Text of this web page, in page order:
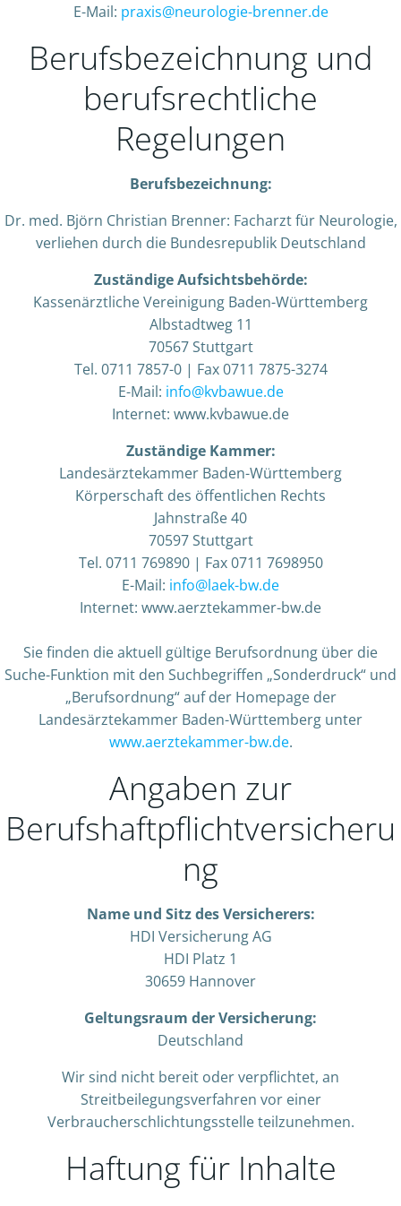
E-Mail: praxis@neurologie-brenner.de
Berufsbezeichnung und
berufsrechtliche
Regelungen
Berufsbezeichnung:
Dr. med. Björn Christian Brenner: Facharzt für Neurologie,
verliehen durch die Bundesrepublik Deutschland
Zuständige Aufsichtsbehörde:
Kassenärztliche Vereinigung Baden-Württemberg
Albstadtweg 11
70567 Stuttgart
Tel. 0711 7857-0 | Fax 0711 7875-3274
E-Mail: info@kvbawue.de
Internet: www.kvbawue.de
Zuständige Kammer:
Landesärztekammer Baden-Württemberg
Körperschaft des öffentlichen Rechts
Jahnstraße 40
70597 Stuttgart
Tel. 0711 769890 | Fax 0711 7698950
E-Mail: info@laek-bw.de
Internet: www.aerztekammer-bw.de
Sie finden die aktuell gültige Berufsordnung über die
Suche-Funktion mit den Suchbegriffen „Sonderdruck“ und
„Berufsordnung“ auf der Homepage der
Landesärztekammer Baden-Württemberg unter
www.aerztekammer-bw.de.
Angaben zur
Berufshaftpflichtversicheru
ng
Name und Sitz des Versicherers:
HDI Versicherung AG
HDI Platz 1
30659 Hannover
Geltungsraum der Versicherung:
Deutschland
Wir sind nicht bereit oder verpflichtet, an
Streitbeilegungsverfahren vor einer
Verbraucherschlichtungsstelle teilzunehmen.
Haftung für Inhalte